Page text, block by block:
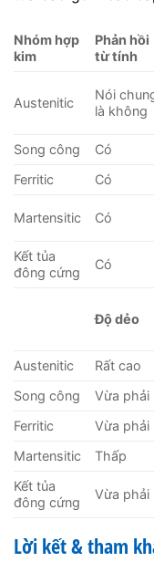
Nhóm hợp
kim
Phản hồi
từ tính
Austenitic
Nói
là không
Song công
Có
Ferritic
Có
Martensitic Có
Kết tủa
đông cứng
Có
Độ dẻo
Austenitic Rất cao
Song công
Vừa phải
Ferritic
Vừa phải
Martensitic
Thấp
Kết tủa
đông cứng
Vừa phải
Lời kết & tham